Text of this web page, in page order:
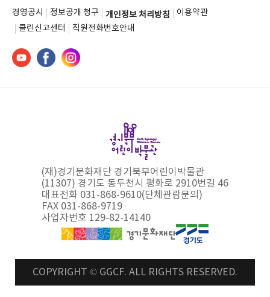
경영공시 정보공개 청구 개인정보 처리방침
이용약관
클린신고센터
직원전화번호안내
(재)경기문화재단 경기북부어린이박물관
(11307) 경기도 동두천시 평화로 2910번길 46
대표전화 031-868-9610(단체관람문의)
FAX 031-868-9719
사업자번호 129-82-14140
COPYRIGHT © GGCF. ALL RIGHTS RESERVED.